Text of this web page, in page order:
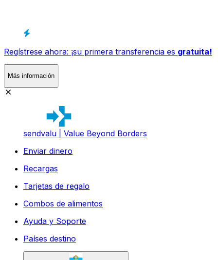
Regístrese ahora: ¡su primera transferencia es gratuita!
Más información
sendvalu | Value Beyond Borders
Enviar dinero
Recargas
Tarjetas de regalo
Combos de alimentos
Ayuda y Soporte
Países destino